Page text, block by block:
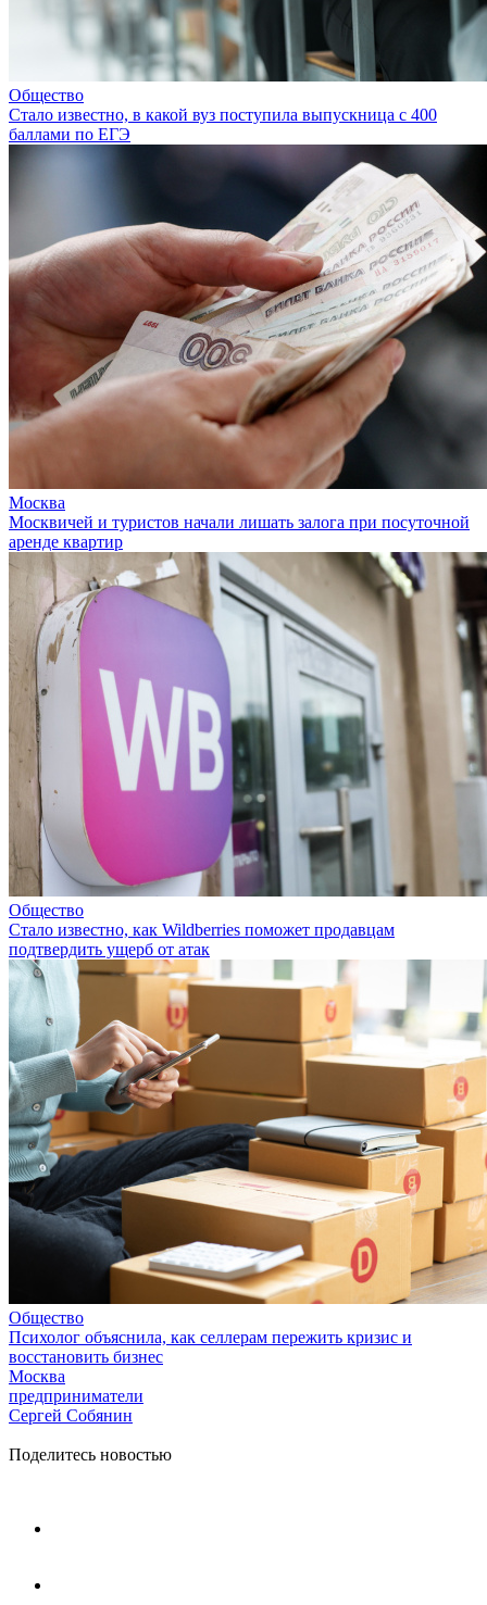
Общество
Стало известно, в какой вуз поступила выпускница с 400
баллами по ЕГЭ
Москва
Москвичей и туристов начали лишать залога при посуточной
аренде квартир
Общество
Стало известно, как Wildberries поможет продавцам
подтвердить ущерб от атак
Общество
Психолог объяснила, как селлерам пережить кризис и
восстановить бизнес
Москва
предприниматели
Сергей Собянин
Поделитесь новостью